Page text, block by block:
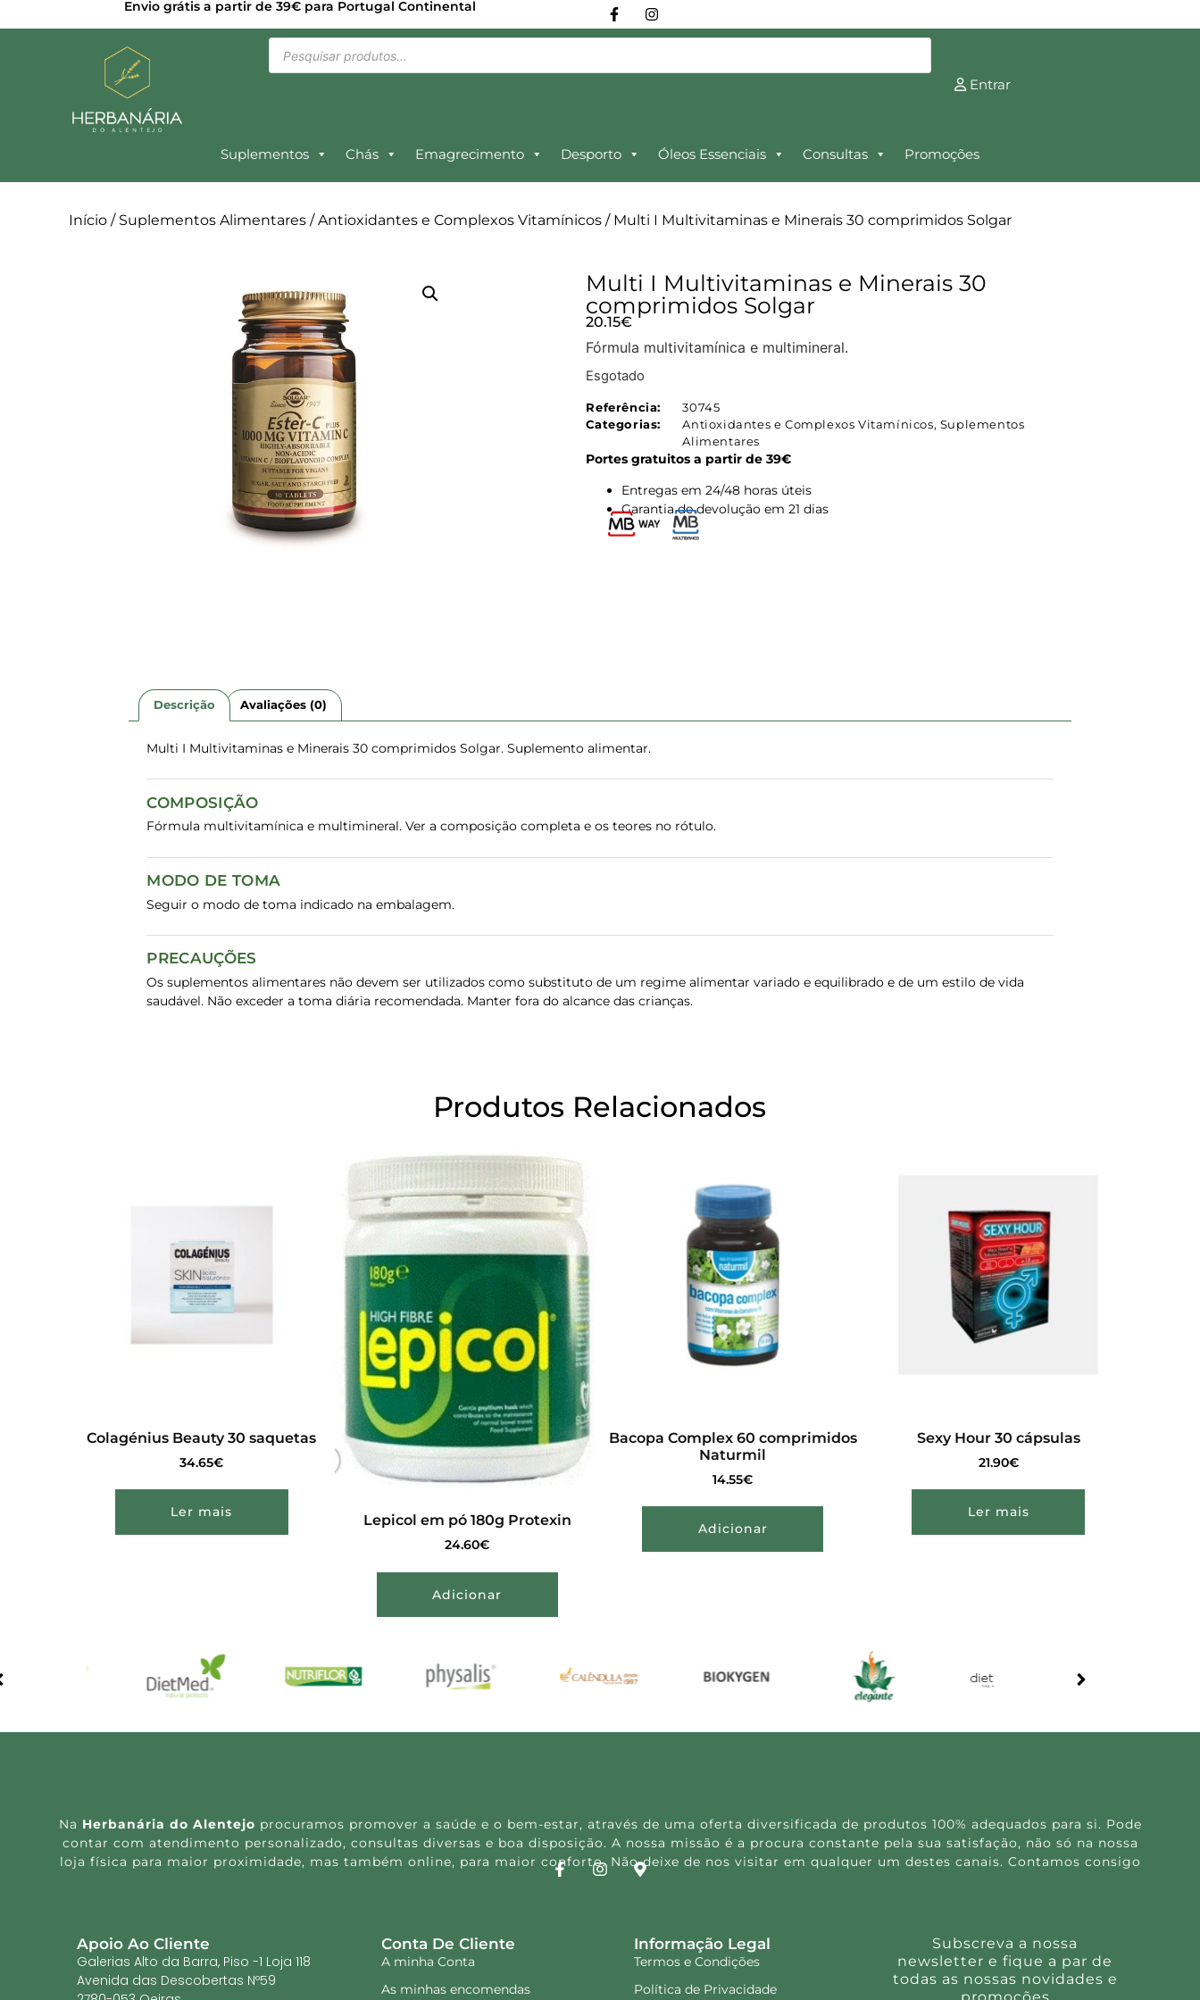
Envio grátis a partir de 39€ para Portugal Continental
Entrar
Suplementos Chás Emagrecimento Desporto Óleos Essenciais Consultas Promoções
Início/ Suplementos Alimentares/Antioxidantes e Complexos Vitamínicos/ Multi I Multivitaminas e Minerais 30 comprimidos Solgar
Multi I Multivitaminas e Minerais 30
comprimidos Solgar
20.15€
Fórmula multivitamínica e multimineral.
Esgotado
Referência:
30745
Categorias:
Antioxidantes e Complexos Vitamínicos, Suplementos
Alimentares
Portes gratuitos a partir de 39€
Entregas em 24/48 horas úteis
Garantia de devolução em 21 dias
Descrição Avaliações (0)
Multi I Multivitaminas e Minerais 30 comprimidos Solgar. Suplemento alimentar.
COMPOSIÇÃO
Fórmula multivitamínica e multimineral. Ver a composição completa e os teores no rótulo.
MODO DE TOMA
Seguir o modo de toma indicado na embalagem.
PRECAUÇÕES
Os suplementos alimentares não devem ser utilizados como substituto de um regime alimentar variado e equilibrado e de um estilo de vida
saudável. Não exceder a toma diária recomendada. Manter fora do alcance das crianças.
Produtos Relacionados
Colagénius Beauty 30 saquetas
34.65€
Ler mais Lepicol em pó 180g Protexin
24.60€
Adicionar
Bacopa Complex 60 comprimidos
Naturmil
14.55€
Adicionar
Sexy Hour 30 cápsulas
21.90€
Ler mais
Na Herbanária do Alentejo procuramos promover a saúde e o bem-estar, através de uma oferta diversificada de produtos 100% adequados para si. Pode
contar com atendimento personalizado, consultas diversas e boa disposição. A nossa missão é a procura constante pela sua satisfação, não só na nossa
loja física para maior proximidade, mas também online, para maior conforto. Não deixe de nos visitar em qualquer um destes canais. Contamos consigo
Apoio Ao Cliente
Galerias Alto da Barra, Piso -1 Loja 118
Avenida das Descobertas Nº59
Conta De Cliente
A minha Conta
As minhas encomendas
Informação Legal
Termos e Condições
Política de Privacidade
Subscreva a nossa
newsletter e fique a par de
todas as nossas novidades e